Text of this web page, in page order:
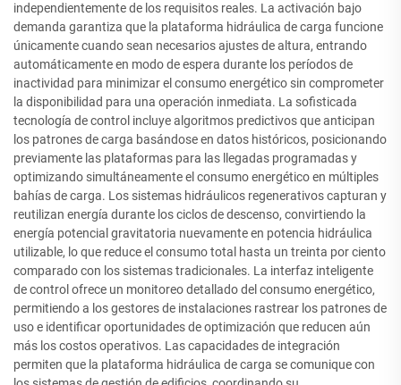
independientemente de los requisitos reales. La activación bajo
demanda garantiza que la plataforma hidráulica de carga funcione
únicamente cuando sean necesarios ajustes de altura, entrando
automáticamente en modo de espera durante los períodos de
inactividad para minimizar el consumo energético sin comprometer
la disponibilidad para una operación inmediata. La sofisticada
tecnología de control incluye algoritmos predictivos que anticipan
los patrones de carga basándose en datos históricos, posicionando
previamente las plataformas para las llegadas programadas y
optimizando simultáneamente el consumo energético en múltiples
bahías de carga. Los sistemas hidráulicos regenerativos capturan y
reutilizan energía durante los ciclos de descenso, convirtiendo la
energía potencial gravitatoria nuevamente en potencia hidráulica
utilizable, lo que reduce el consumo total hasta un treinta por ciento
comparado con los sistemas tradicionales. La interfaz inteligente
de control ofrece un monitoreo detallado del consumo energético,
permitiendo a los gestores de instalaciones rastrear los patrones de
uso e identificar oportunidades de optimización que reducen aún
más los costos operativos. Las capacidades de integración
permiten que la plataforma hidráulica de carga se comunique con